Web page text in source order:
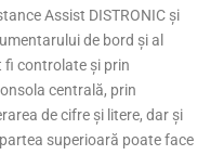
Assist DISTRONIC și
de bord și al
fi controlate și prin
centrală, prin
de cifre și litere, dar și
superioară poate face